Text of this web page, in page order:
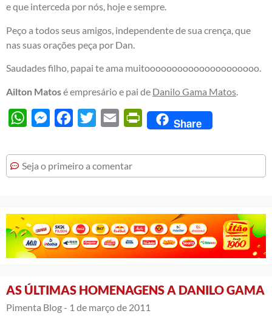
e que interceda por nós, hoje e sempre.
Peço a todos seus amigos, independente de sua crença, que
nas suas orações peça por Dan.
Saudades filho, papai te ama muitooooooooooooooooooooo.
Ailton Matosé empresário e pai de Danilo Gama Matos
WhatsAppMessengerFacebook
Twitter Email PrintFriendly
Share
Seja o primeiro a comentar
AS ÚLTIMAS HOMENAGENS A DANILO GAMA
Pimenta Blog - 1 de março de 2011